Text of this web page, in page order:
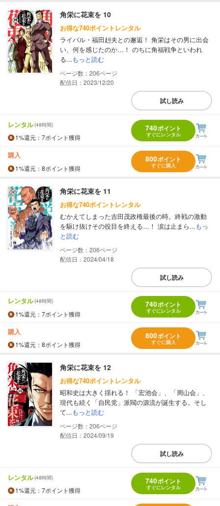
角栄に花束を 10
お得な740ポイントレンタル
ライバル・福田赳夫との邂逅！ 角栄はその男に出会
い、何を感じたのか…！ のちに角福戦争といわれ
る...もっと読む
206
配信日：2023/12/20
試し読み
レンタル(48時間)
1%還元 ：7ポイント獲得
740ポイント
すぐにレンタル
購入
1%還元 ：8ポイント獲得
800ポイント
すぐに購入
角栄に花束を 11
お得な740ポイントレンタル
むかえてしまった吉田茂政権最後の時。終戦の激動
を駆け抜けその役目を終える…！ 涙は止まら...もっ
と読む
206
配信日：2024/04/18
試し読み
レンタル(48時間)
1%還元 ：7ポイント獲得
740ポイント
すぐにレンタル
購入
1%還元 ：8ポイント獲得
800ポイント
すぐに購入
角栄に花束を 12
お得な740ポイントレンタル
昭和史は大きく揺れる！ 「宏池会」、「周山会」、
現代も続く「自民党」派閥の源流が誕生する。そし
て...もっと読む
206
配信日：2024/09/19
試し読み
レンタル(48時間)
1%還元 ：7ポイント獲得
740ポイント
すぐにレンタル